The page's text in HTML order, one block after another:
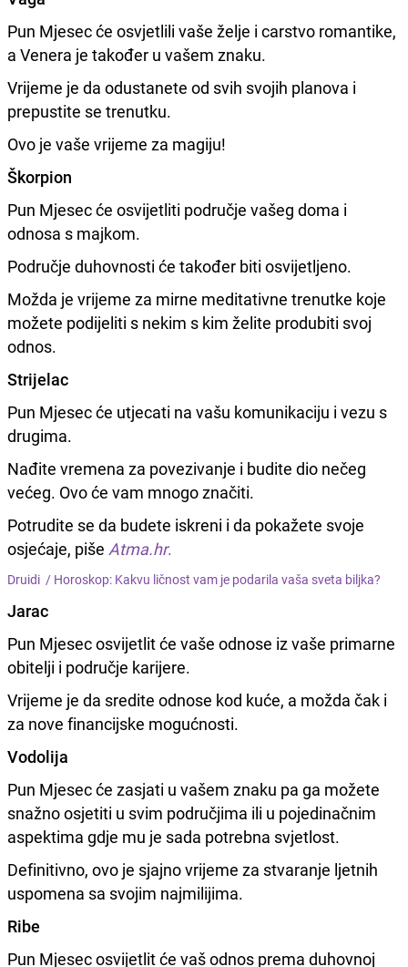
Pun Mjesec će osvjetlili vaše želje i carstvo romantike,
a Venera je također u vašem znaku.
Vrijeme je da odustanete od svih svojih planova i
prepustite se trenutku.
Ovo je vaše vrijeme za magiju!
Škorpion
Pun Mjesec će osvijetliti područje vašeg doma i
odnosa s majkom.
Područje duhovnosti će također biti osvijetljeno.
Možda je vrijeme za mirne meditativne trenutke koje
možete podijeliti s nekim s kim želite produbiti svoj
odnos.
Strijelac
Pun Mjesec će utjecati na vašu komunikaciju i vezu s
drugima.
Nađite vremena za povezivanje i budite dio nečeg
većeg. Ovo će vam mnogo značiti.
Potrudite se da budete iskreni i da pokažete svoje
osjećaje, piše Atma.hr.
Druidi / Horoskop: Kakvu ličnost vam je podarila vaša sveta biljka?
Jarac
Pun Mjesec osvijetlit će vaše odnose iz vaše primarne
obitelji i područje karijere.
Vrijeme je da sredite odnose kod kuće, a možda čak i
za nove financijske mogućnosti.
Vodolija
Pun Mjesec će zasjati u vašem znaku pa ga možete
snažno osjetiti u svim područjima ili u pojedinačnim
aspektima gdje mu je sada potrebna svjetlost.
Definitivno, ovo je sjajno vrijeme za stvaranje ljetnih
uspomena sa svojim najmilijima.
Ribe
Pun Mjesec osvijetlit će vaš odnos prema duhovnoj